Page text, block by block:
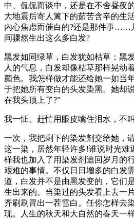
中、侃侃而谈中，还是在不舍昼夜
大地震后寄人篱下的茹苦含辛的生
内心焦虑而催白的?还是那件事……
间骤然生出这么多白发?
黑发如同绿草，白发犹如枯草；黑
人的气息，白发却像枯草那样晃动
颜色。我怎样做才能还给她一如当
于把她所有变白的头发染黑。她却
在我头顶上了?”
我一怔。赶忙用眼皮噙住泪水，不
一次，我把剩下的染发剂交给她，
这一染，居然年轻许多!谁说时光难
样我也加入了用染发剂追回岁月的
艰难的事情。不仅日日增多的白发
道，白发并不是由黑发变的，它们
生出来的。当染过的头发看上去一
齐刷刷冒出一茬雪白。任你怎样去
现。人生的秋天和大自然的春天一